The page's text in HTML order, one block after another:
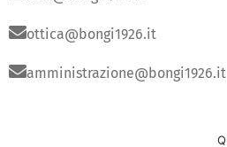
ottica@bongi1926.it
amministrazione@bongi1926.it